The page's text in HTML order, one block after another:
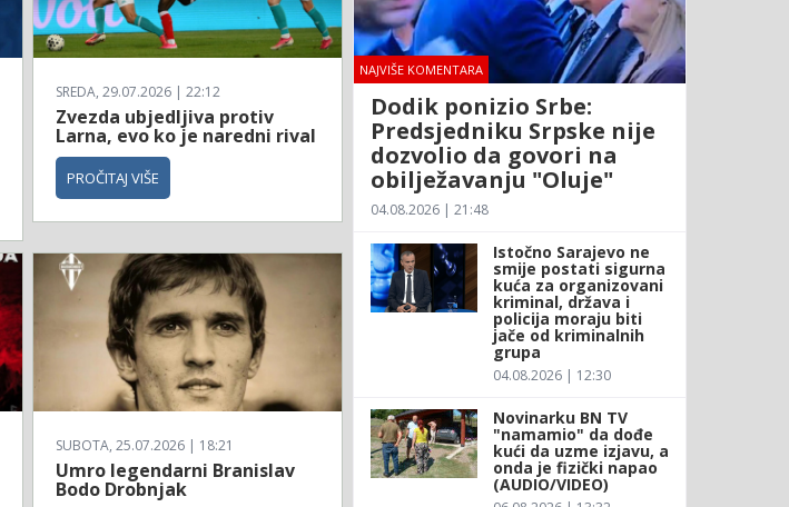
SREDA, 29.07.2026 | 22:12
Zvezda ubjedljiva protiv
Larna, evo ko je naredni rival
PROČITAJ VIŠE
SUBOTA, 25.07.2026 | 18:21
Umro legendarni Branislav
Bodo Drobnjak
NAJVIŠE KOMENTARA
Dodik ponizio Srbe:
Predsjedniku Srpske nije
dozvolio da govori na
obilježavanju "Oluje"
04.08.2026 | 21:48
Istočno Sarajevo ne
smije postati sigurna
kuća za organizovani
kriminal, država i
policija moraju biti
jače od kriminalnih
grupa
04.08.2026 | 12:30
Novinarku BN TV
"namamio" da dođe
kući da uzme izjavu, a
onda je fizički napao
(AUDIO/VIDEO)